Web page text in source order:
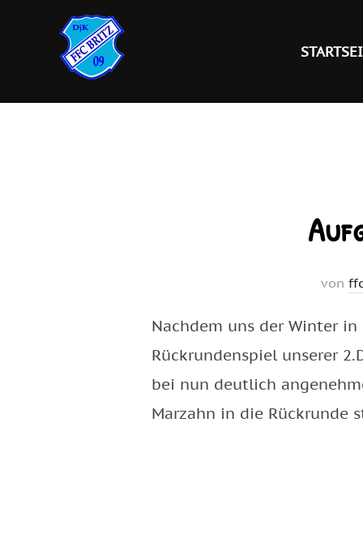
von
Nachdem uns der Winter
Rückrundenspiel unserer
bei nun deutlich
Marzahn in die Rückrunde